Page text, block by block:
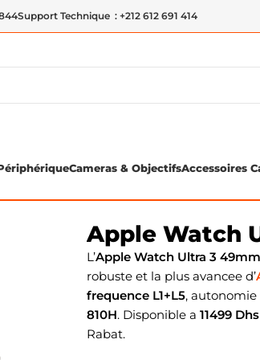
Support Technique : +212 612 691 414
Cameras & ObjectifsAccessoires
Apple Watch
L’Apple Watch Ultra 3
robuste et la plus avancee d’
frequence L1+L5, autonomie
810H. Disponible a11499
Rabat.